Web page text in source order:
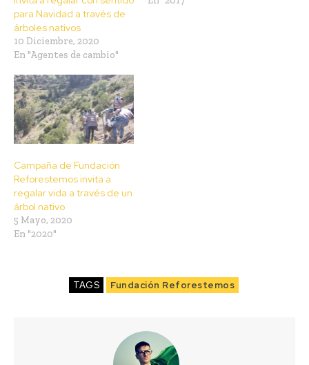
para Navidad a través de
árboles nativos
10 Diciembre, 2020
En "Agentes de cambio"
Campaña de Fundación
Reforestemos invita a
regalar vida a través de un
árbol nativo
5 Mayo, 2020
En "2020"
TAGS Fundación Reforestemos